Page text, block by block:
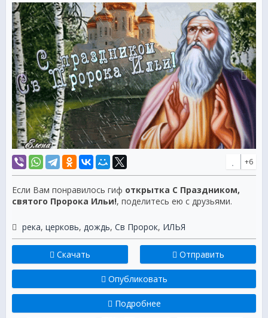
+6
Если Вам понравилось гиф открытка С Праздником,
святого Пророка Ильи!, поделитесь ею с друзьями.
река, церковь, дождь, Св Пророк, ИЛЬЯ
Скачать Отправить
Опубликовать
Подробнее